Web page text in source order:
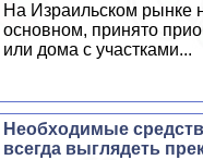
На Израильском рынке
основном, принято
или дома с участками...
Необходимые
всегда выглядеть